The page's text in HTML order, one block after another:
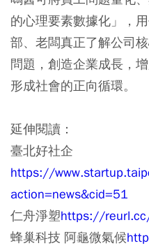
的心理要素數據化」，
部、老闆真正了解公司
問題，創造企業成長，
形成社會的正向循環。
延伸閱讀：
臺北好社企
https://
action=news&cid=51
仁舟淨塑https://
蜂巢科技 阿龜微氣候